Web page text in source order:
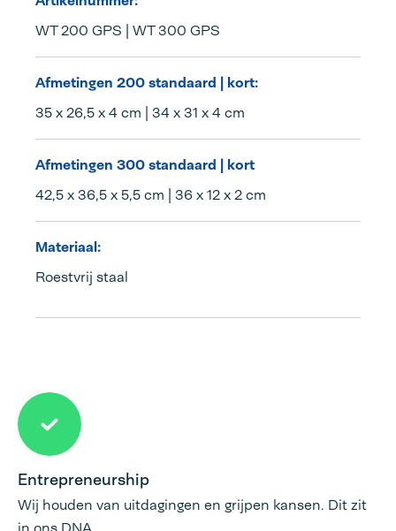
WT 200 GPS | WT 300 GPS
Afmetingen 200 standaard | kort:
35 x 26,5 x 4 cm | 34 x 31 x 4 cm
Afmetingen 300 standaard | kort
42,5 x 36,5 x 5,5 cm | 36 x 12 x 2 cm
Materiaal:
Roestvrij staal
Entrepreneurship
Wij houden van uitdagingen en grijpen kansen. Dit zit